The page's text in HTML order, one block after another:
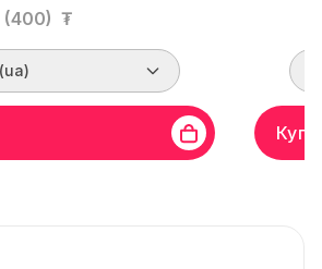
(400) ₮
(ua)